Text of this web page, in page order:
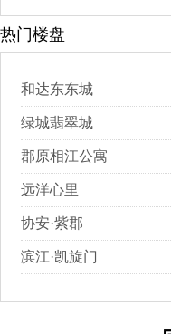
热门楼盘
和达东东城
绿城翡翠城
郡原相江公寓
远洋心里
协安·紫郡
滨江·凯旋门